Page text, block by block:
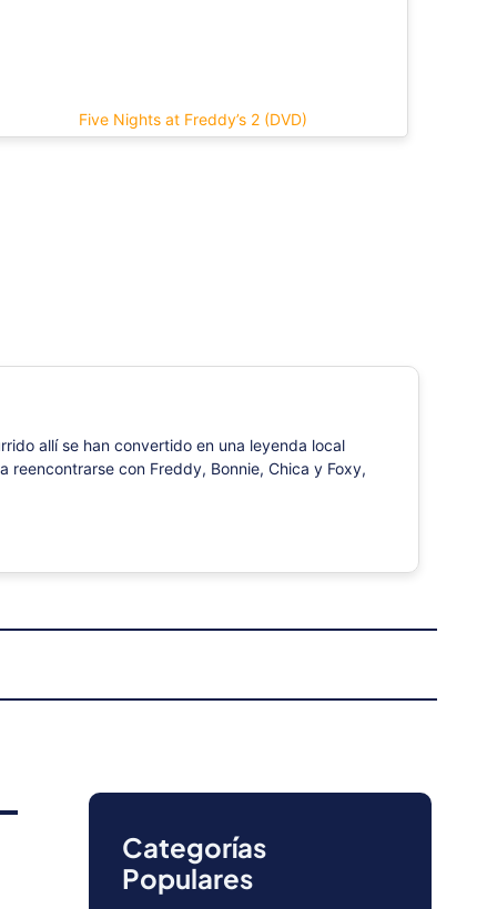
Five Nights at Freddy’s 2 (DVD)
allí se han convertido en una leyenda local
con Freddy, Bonnie, Chica y Foxy,
Categorías
Populares